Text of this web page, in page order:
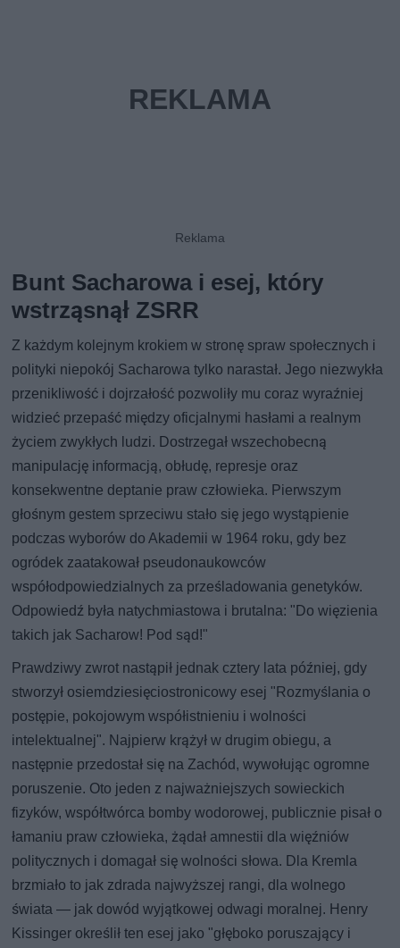
Bunt Sacharowa i esej, który
wstrząsnął ZSRR
Z każdym kolejnym krokiem w stronę spraw społecznych i
polityki niepokój Sacharowa tylko narastał. Jego niezwykła
przenikliwość i dojrzałość pozwoliły mu coraz wyraźniej
widzieć przepaść między oficjalnymi hasłami a realnym
życiem zwykłych ludzi. Dostrzegał wszechobecną
manipulację informacją, obłudę, represje oraz
konsekwentne deptanie praw człowieka. Pierwszym
głośnym gestem sprzeciwu stało się jego wystąpienie
podczas wyborów do Akademii w 1964 roku, gdy bez
ogródek zaatakował pseudonaukowców
współodpowiedzialnych za prześladowania genetyków.
Odpowiedź była natychmiastowa i brutalna: "Do więzienia
takich jak Sacharow! Pod sąd!"
Prawdziwy zwrot nastąpił jednak cztery lata później, gdy
stworzył osiemdziesięciostronicowy esej "Rozmyślania o
postępie, pokojowym współistnieniu i wolności
intelektualnej". Najpierw krążył w drugim obiegu, a
następnie przedostał się na Zachód, wywołując ogromne
poruszenie. Oto jeden z najważniejszych sowieckich
fizyków, współtwórca bomby wodorowej, publicznie pisał o
łamaniu praw człowieka, żądał amnestii dla więźniów
politycznych i domagał się wolności słowa. Dla Kremla
brzmiało to jak zdrada najwyższej rangi, dla wolnego
świata — jak dowód wyjątkowej odwagi moralnej. Henry
Kissinger określił ten esej jako "głęboko poruszający i